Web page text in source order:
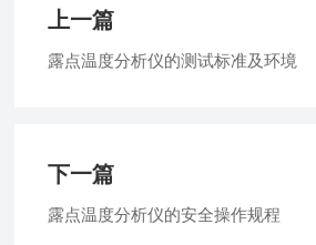
上一篇
露点温度分析仪的测试标准及环境
下一篇
露点温度分析仪的安全操作规程